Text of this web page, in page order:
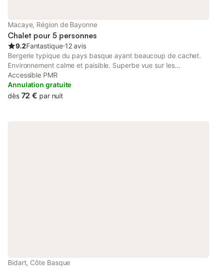
Macaye, Région de Bayonne
Chalet pour 5 personnes
9.2Fantastique⋅12 avis
Bergerie typique du pays basque ayant beaucoup de cachet.
Environnement calme et paisible. Superbe vue sur les
montagnes et la vallée. À l'intérieur, grande pièce à vivre avec
coin cuisine, salle à manger,salon avec un canapé lit en 140+ les
couchages de la mezzanine.
Accessible PMR
Annulation gratuite
dès 72 € par nuit
Bidart, Côte Basque